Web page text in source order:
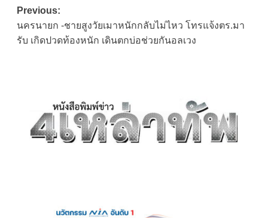
Post
navigation
Previous:
นครนายก -ชายสูงวัยเมาหนักกลับไม่ไหว โทรแจ้งตร.มา
รับ เกิดปวดท้องหนัก เดินตกบ่อช่วยกันอลเวง